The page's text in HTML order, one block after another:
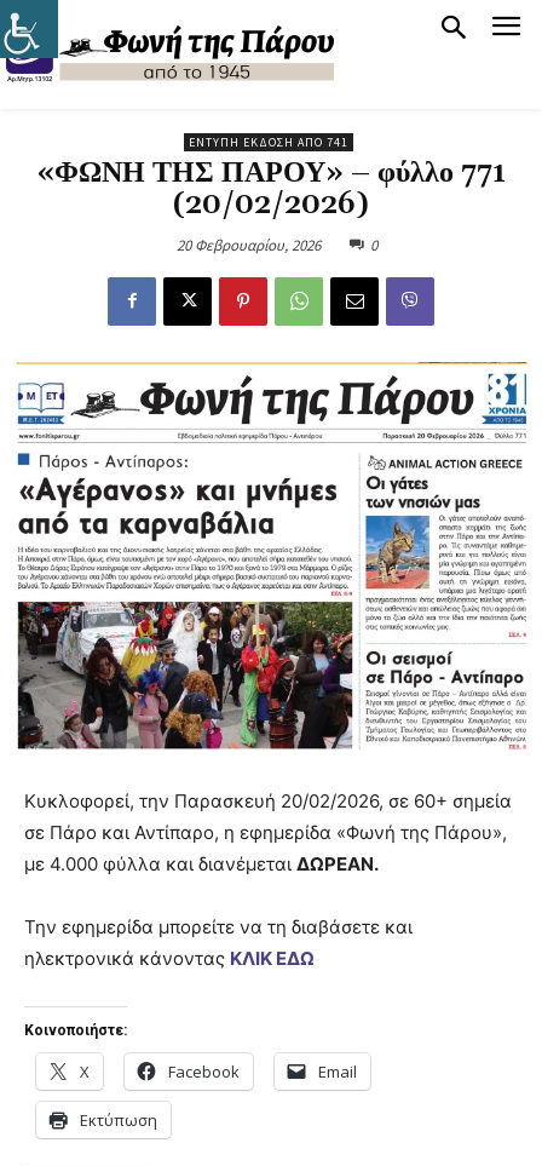
ΈΝΤΥΠΗ ΈΚΔΟΣΗ ΑΠΌ 741
«ΦΩΝΗ ΤΗΣ ΠΑΡΟΥ» – φύλλο 771
(20/02/2026)
20 Φεβρουαρίου, 2026 0
Κυκλοφορεί, την Παρασκευή 20/02/2026, σε 60+ σημεία
σε Πάρο και Αντίπαρο, η εφημερίδα «Φωνή της Πάρου»,
με 4.000 φύλλα και διανέμεται ΔΩΡΕΑΝ.
Την εφημερίδα μπορείτε να τη διαβάσετε και
ηλεκτρονικά κάνοντας ΚΛΙΚ ΕΔΩ
Κοινοποιήστε:
X Facebook Email
Εκτύπωση